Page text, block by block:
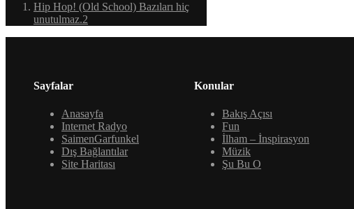
Hip Hop! (Old School) Bazıları hiç
unutulmaz.2
Sayfalar
Anasayfa
Internet Radyo
SaimenGarfunkel
Dış Bağlantılar
Site Haritası
Konular
Bakış Açısı
Fun
İlham – İnspirasyon
Müzik
Şu Bu O